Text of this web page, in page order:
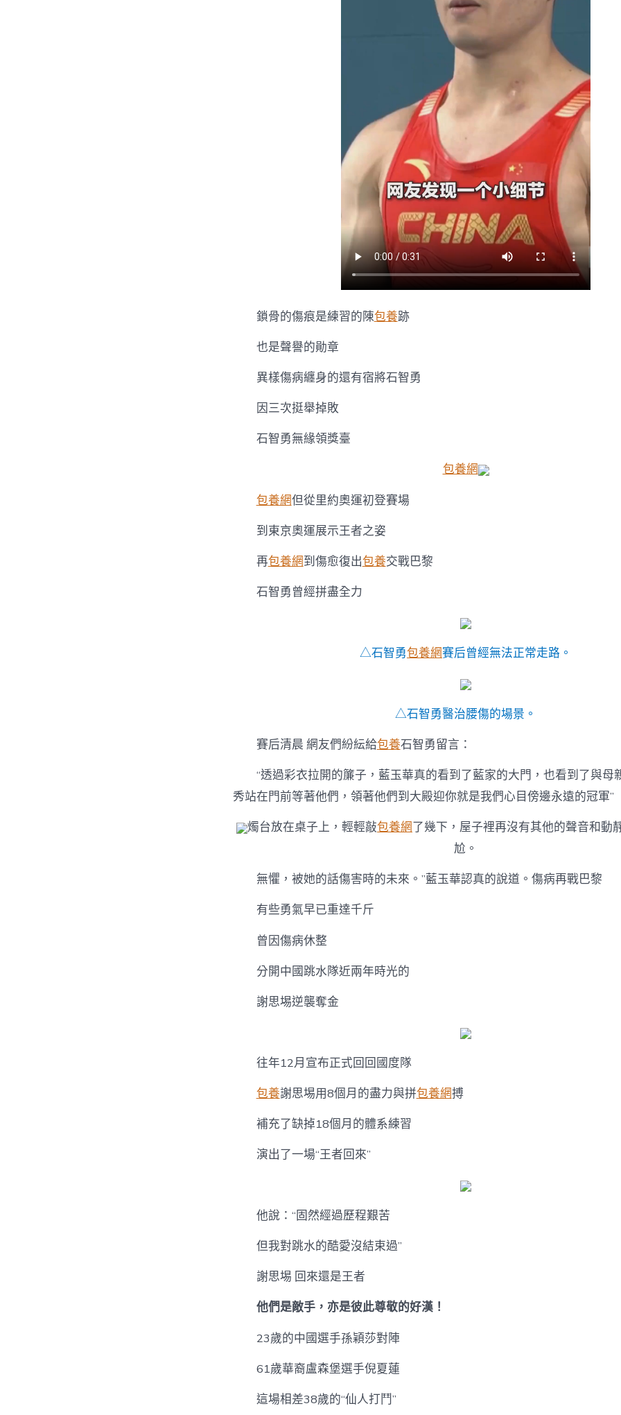
鎖骨的傷痕是練習的陳包養跡
也是聲譽的勛章
異樣傷病纏身的還有宿將石智勇
因三次挺舉掉敗
石智勇無緣領獎臺
包養網
包養網但從里約奧運初登賽場
到東京奧運展示王者之姿
再包養網到傷愈復出包養交戰巴黎
石智勇曾經拼盡全力
△石智勇包養網賽后曾經無法正常走路。
△石智勇醫治腰傷的場景。
賽后清晨 網友們紛紜給包養石智勇留言：
“透過彩衣拉開的簾子，藍玉華真的看到了藍家的大門，也看到了與母
秀站在門前等著他們，領著他們到大殿迎你就是我們心目傍邊永遠的冠軍”
燭台放在桌子上，輕輕敲包養網了幾下，屋子裡再沒有其他的聲音和動
尬。
無懼，被她的話傷害時的未來。”藍玉華認真的說道。傷病再戰巴黎
有些勇氣早已重達千斤
曾因傷病休整
分開中國跳水隊近兩年時光的
謝思埸逆襲奪金
往年12月宣布正式回回國度隊
包養謝思埸用8個月的盡力與拼包養網搏
補充了缺掉18個月的體系練習
演出了一場“王者回來”
他說：“固然經過歷程艱苦
但我對跳水的酷愛沒結束過”
謝思埸 回來還是王者
他們是敵手，亦是彼此尊敬的好漢！
23歲的中國選手孫穎莎對陣
61歲華裔盧森堡選手倪夏蓮
這場相差38歲的“仙人打鬥”